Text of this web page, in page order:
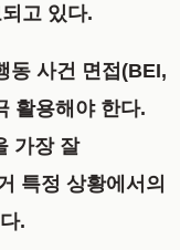
고 있다.
동 사건 면접(BEI,
활용해야 한다.
가장 잘
특정 상황에서의
.